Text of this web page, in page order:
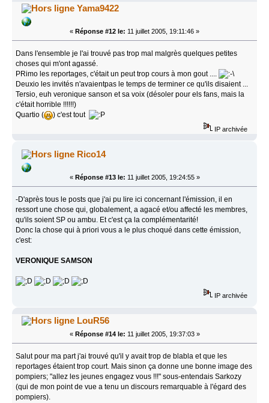
Yama9422
« Réponse #12 le: 11 juillet 2005, 19:11:46 »
Dans l'ensemble je l'ai trouvé pas trop mal malgrès quelques petites
choses qui m'ont agassé.
PRimo les reportages, c'était un peut trop cours à mon gout ....
Deuxio les invités n'avaientpas le temps de terminer ce qu'ils disaient ...
Tersio, euh veronique sanson et sa voix (désoler pour els fans, mais la
c'était horrible !!!!!!)
Quartio (
) c'est tout
IP archivée
Rico14
« Réponse #13 le: 11 juillet 2005, 19:24:55 »
-D'après tous le posts que j'ai pu lire ici concernant l'émission, il en
ressort une chose qui, globalement, a agacé et/ou affecté les membres,
qu'ils soient SP ou ambu. Et c'est ça la complémentarité!
Donc la chose qui à priori vous a le plus choqué dans cette émission,
c'est:
VERONIQUE SAMSON
IP archivée
LouR56
« Réponse #14 le: 11 juillet 2005, 19:37:03 »
Salut pour ma part j'ai trouvé qu'il y avait trop de blabla et que les
reportages étaient trop court. Mais sinon ça donne une bonne image des
pompiers; "allez les jeunes engagez vous !!!" sous-entendais Sarkozy
(qui de mon point de vue a tenu un discours remarquable à l'égard des
pompiers).